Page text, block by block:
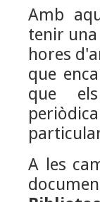
Amb
tenir
hores
que
que
A les